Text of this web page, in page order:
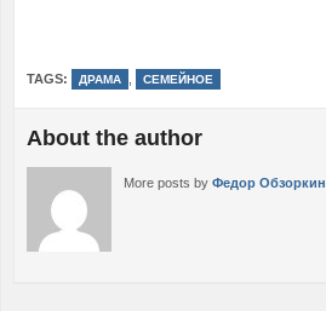
TAGS: ДРАМА СЕМЕЙНОЕ
About the author
More posts by Федор Обзоркин